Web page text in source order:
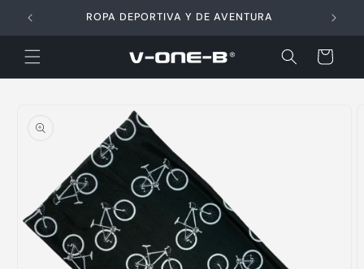
directamente
al contenido
ROPA DEPORTIVA Y DE AVENTURA
Carrito
información